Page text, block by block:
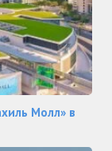
Молл» в